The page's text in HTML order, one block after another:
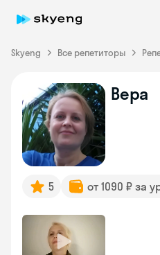
Skyeng Все репетиторы
Вера
5 от 1090 ₽ за
Skyeng Chat
online